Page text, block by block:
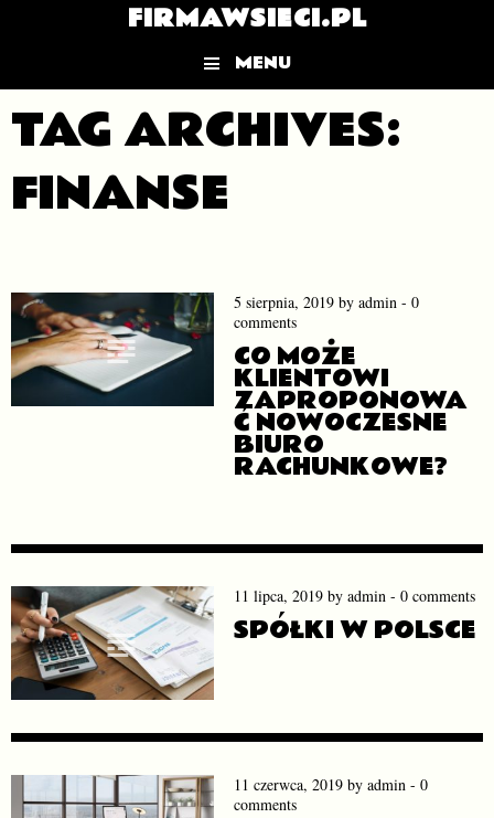
FIRMAWSIECI.PL
MENU
Skip to content
TAG ARCHIVES:
FINANSE
5 sierpnia, 2019by admin - 0
comments
CO MOŻE
KLIENTOWI
ZAPROPONOWA
Ć NOWOCZESNE
BIURO
RACHUNKOWE?
11 lipca, 2019by admin - 0 comments
SPÓŁKI W POLSCE
11 czerwca, 2019by admin - 0
comments